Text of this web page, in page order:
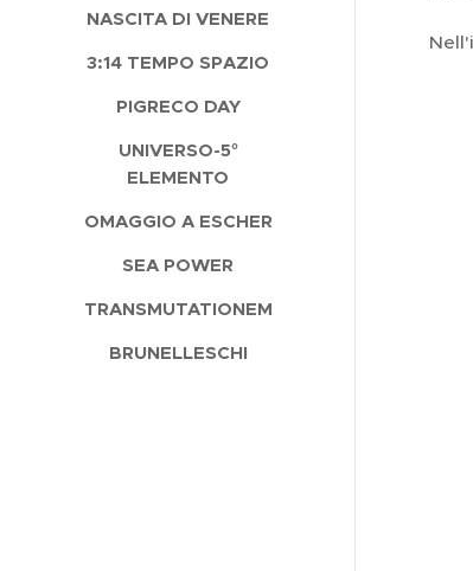
NASCITA DI VENERE
3:14 TEMPO SPAZIO
PIGRECO DAY
UNIVERSO-5°
ELEMENTO
OMAGGIO A ESCHER
SEA POWER
TRANSMUTATIONEM
BRUNELLESCHI